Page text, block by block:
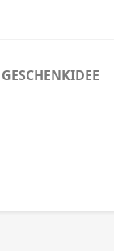
GESCHENKIDEE